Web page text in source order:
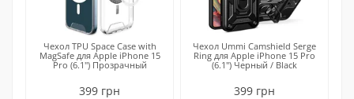
Чехол TPU Space Case with
MagSafe для Apple iPhone 15
Pro (6.1") Прозрачный
399 грн
Чехол Ummi Camshield Serge
Ring для Apple iPhone 15 Pro
(6.1") Черный / Black
399 грн